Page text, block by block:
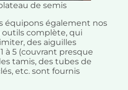
de semis
équipons également nos
complète, qui
des aiguilles
à 5 (couvrant presque
tamis, des tubes de
etc. sont fournis